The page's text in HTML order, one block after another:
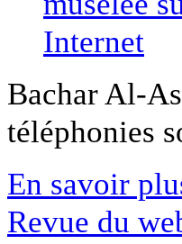
Bachar Al-
téléphonies
En savoir
Revue du